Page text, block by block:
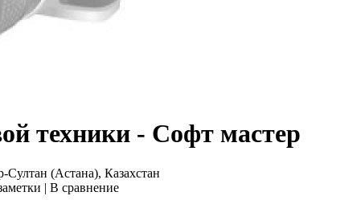
техники - Софт мастер
(Астана), Казахстан
| В сравнение